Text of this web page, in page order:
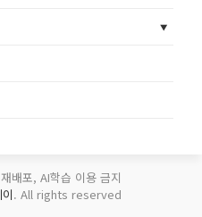
배포, AI학습 이용 금지
. All rights reserved